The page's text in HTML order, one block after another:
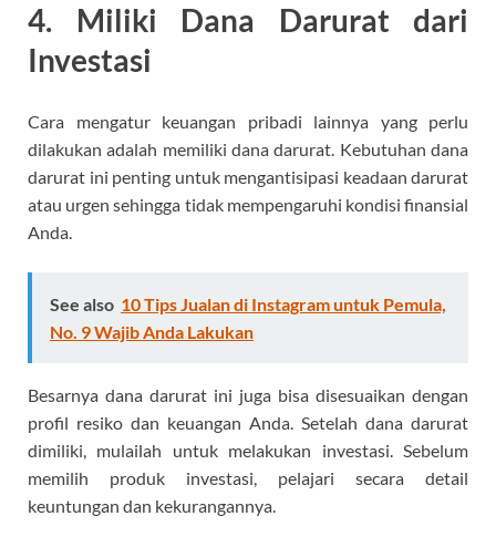
4. Miliki Dana Darurat dari
Investasi
Cara mengatur keuangan pribadi lainnya yang perlu
dilakukan adalah memiliki dana darurat. Kebutuhan dana
darurat ini penting untuk mengantisipasi keadaan darurat
atau urgen sehingga tidak mempengaruhi kondisi finansial
Anda.
See also 10 Tips Jualan di Instagram untuk Pemula,
No. 9 Wajib Anda Lakukan
Besarnya dana darurat ini juga bisa disesuaikan dengan
profil resiko dan keuangan Anda. Setelah dana darurat
dimiliki, mulailah untuk melakukan investasi. Sebelum
memilih produk investasi, pelajari secara detail
keuntungan dan kekurangannya.